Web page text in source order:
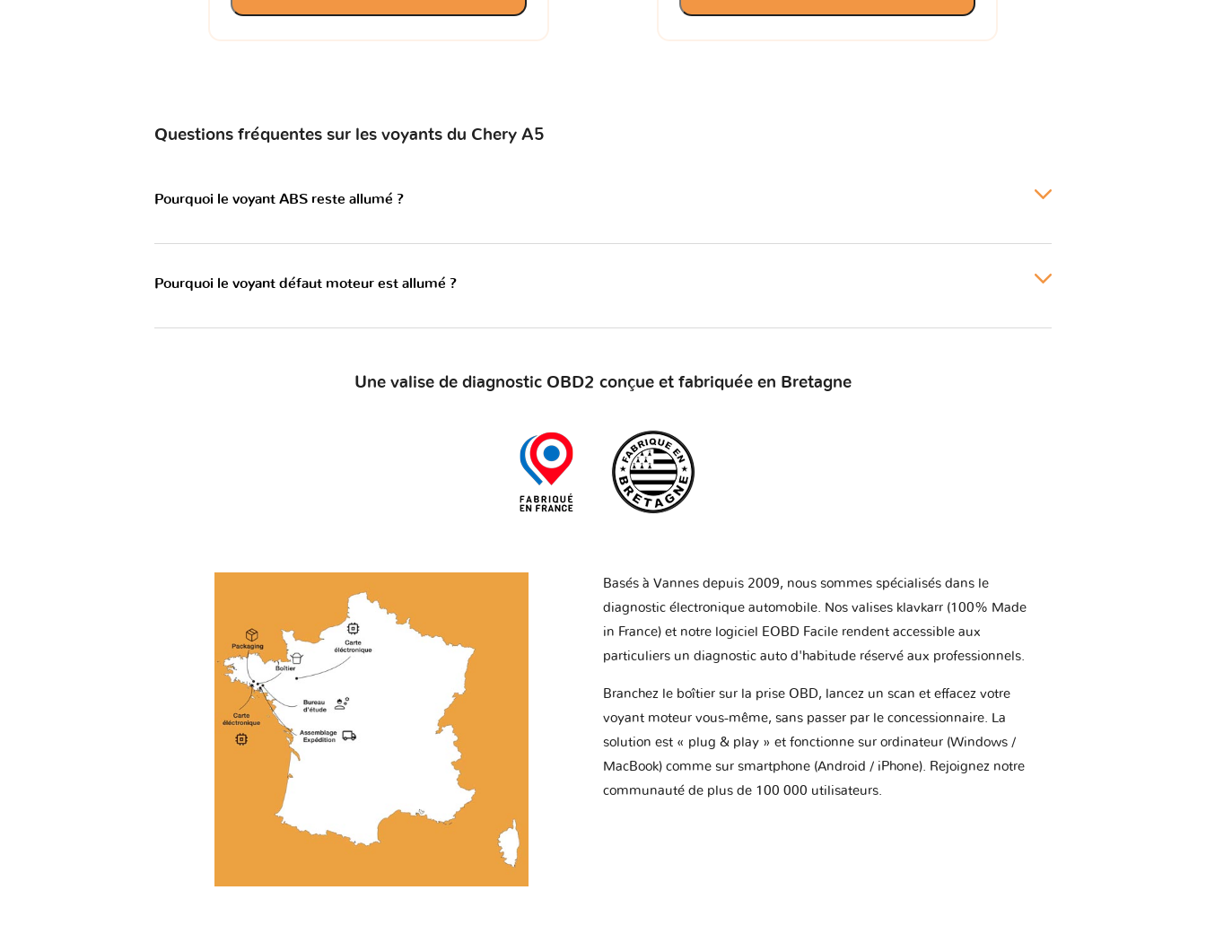
Questions fréquentes sur les voyants du Chery A5
Pourquoi le voyant ABS reste allumé ?
Pourquoi le voyant défaut moteur est allumé ?
Une valise de diagnostic OBD2 conçue et fabriquée en Bretagne
Basés à Vannes depuis 2009, nous sommes spécialisés dans le
diagnostic électronique automobile. Nos valises klavkarr (100% Made
in France) et notre logiciel EOBD Facile rendent accessible aux
particuliers un diagnostic auto d'habitude réservé aux professionnels.
Branchez le boîtier sur la prise OBD, lancez un scan et effacez votre
voyant moteur vous-même, sans passer par le concessionnaire. La
solution est « plug & play » et fonctionne sur ordinateur (Windows /
MacBook) comme sur smartphone (Android / iPhone). Rejoignez notre
communauté de plus de 100 000 utilisateurs.